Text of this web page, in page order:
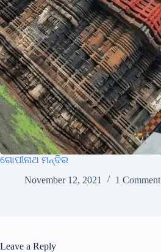
ଗୋପୀନାଥ ମନ୍ଦିର
November 12, 2021
1 Comment
Leave a Reply